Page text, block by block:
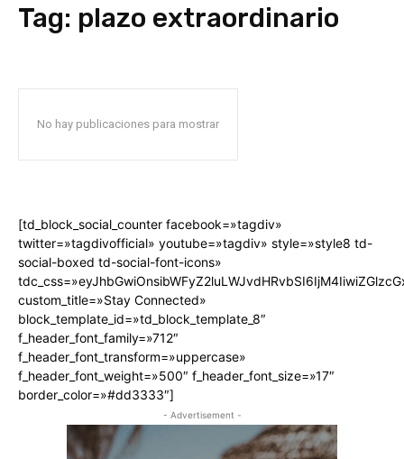
Tag: plazo extraordinario
No hay publicaciones para mostrar
[td_block_social_counter facebook=»tagdiv»
twitter=»tagdivofficial» youtube=»tagdiv» style=»style8 td-
social-boxed td-social-font-icons»
custom_title=»Stay Connected»
block_template_id=»td_block_template_8″
f_header_font_family=»712″
f_header_font_transform=»uppercase»
f_header_font_weight=»500″ f_header_font_size=»17″
border_color=»#dd3333″]
- Advertisement -